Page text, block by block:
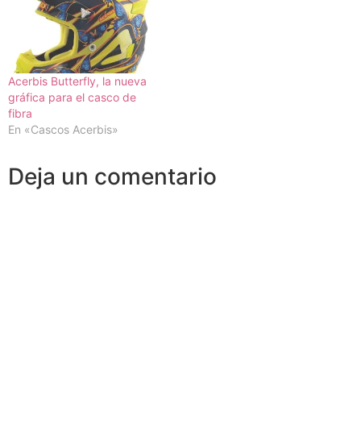
Acerbis Butterfly, la nueva
gráfica para el casco de
fibra
En «Cascos Acerbis»
Deja un comentario